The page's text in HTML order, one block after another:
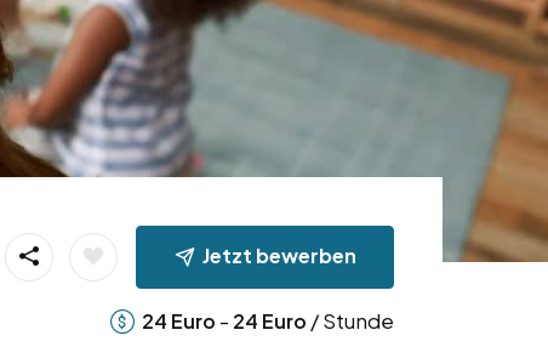
Jetzt bewerben
24 Euro - 24 Euro / Stunde